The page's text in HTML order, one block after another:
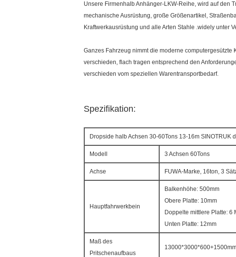
Unsere Firmenhalb Anhänger-LKW-Reihe, wird auf den
mechanische Ausrüstung, große Größenartikel,
Kraftwerkausrüstung und alle Arten Stahle .widely unter
Ganzes Fahrzeug nimmt die moderne computergesützte
verschieden, flach tragen entsprechend den
verschieden vom speziellen Warentransportbedarf.
Spezifikation:
Dropside halb Achsen 30-60Tons 13-16m SINOTRUK
Modell 3 Achsen 60Tons
Achse FUWA-Marke, 16ton, 3
Hauptfahrwerkbein
Balkenhöhe: 500mm
Obere Platte: 10mm
Doppelte mittlere Platte: 6
Unten Platte: 12mm
Maß des
Pritschenaufbaus